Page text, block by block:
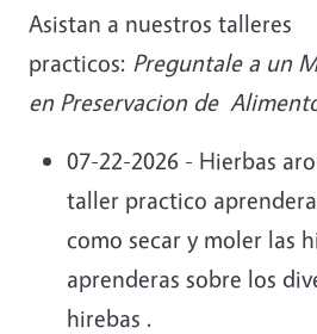
Asistan a nuestros talleres
practicos: Preguntale a un
en Preservacion de
07-22-2026 - Hierbas
taller practico
como secar y moler las
aprenderas sobre los
hirebas .